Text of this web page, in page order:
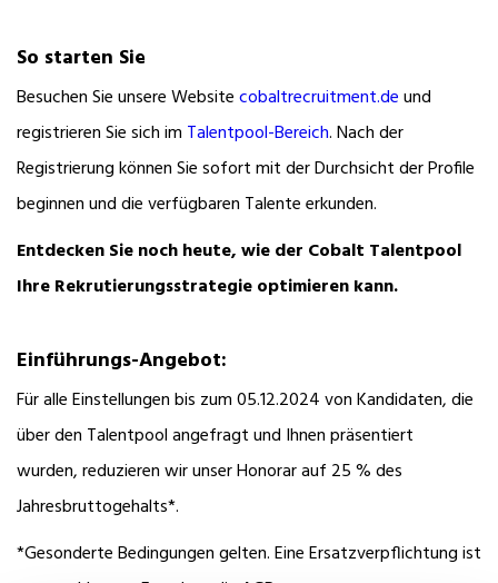
So starten Sie
Besuchen Sie unsere Websitecobaltrecruitment.deund
registrieren Sie sich im Talentpool-Bereich. Nach der
Registrierung können Sie sofort mit der Durchsicht der Profile
beginnen und die verfügbaren Talente erkunden.
Entdecken Sie noch heute, wie der Cobalt Talentpool
Ihre Rekrutierungsstrategie optimieren kann.
Einführungs-Angebot:
Für alle Einstellungen bis zum 05.12.2024 von Kandidaten, die
über den Talentpool angefragt und Ihnen präsentiert
wurden,reduzieren wir unser Honorar auf 25 % des
Jahresbruttogehalts*.
*Gesonderte Bedingungen gelten.Eine Ersatzverpflichtung ist